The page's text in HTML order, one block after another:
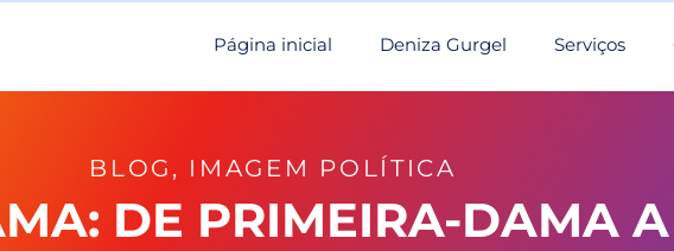
Página inicial Deniza Gurgel Serviços
BLOG , IMAGEM POLÍTICA
DE PRIMEIRA-DAMA